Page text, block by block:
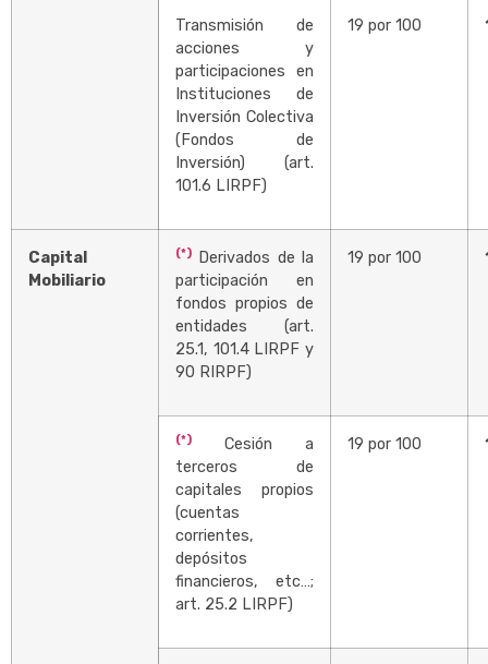
Transmisión de
acciones y
participaciones en
Instituciones de
Inversión Colectiva
(Fondos de
Inversión) (art.
101.6 LIRPF)
19 por 100
Capital
Mobiliario
(*)
Derivados de la
participación en
fondos propios de
entidades (art.
25.1, 101.4 LIRPF y
90 RIRPF)
19 por 100
(*)
Cesión a
terceros de
capitales propios
(cuentas
corrientes,
depósitos
financieros, etc…;
art. 25.2 LIRPF)
19 por 100